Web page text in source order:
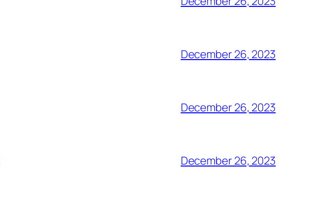
December 26, 2023
December 26, 2023
December 26, 2023